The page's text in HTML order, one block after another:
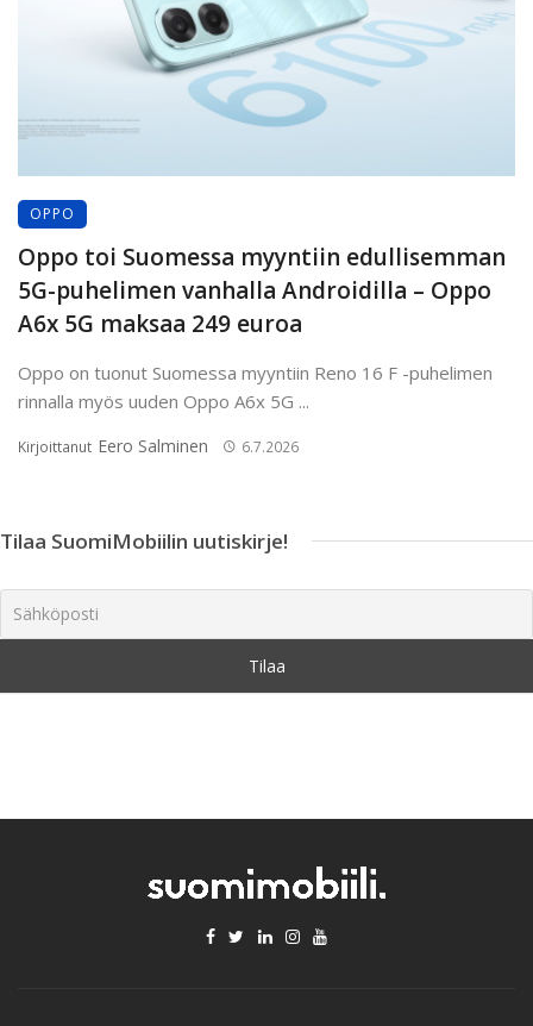
OPPO
Oppo toi Suomessa myyntiin edullisemman
5G-puhelimen vanhalla Androidilla – Oppo
A6x 5G maksaa 249 euroa
Oppo on tuonut Suomessa myyntiin Reno 16 F -puhelimen
rinnalla myös uuden Oppo A6x 5G ...
Kirjoittanut Eero Salminen 6.7.2026
Tilaa SuomiMobiilin uutiskirje!